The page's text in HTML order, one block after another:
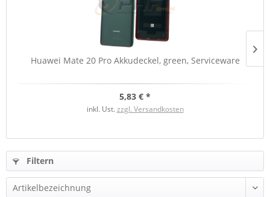
Huawei Mate 20 Pro Akkudeckel, green, Serviceware
5,83 € *
inkl. Ust.zzgl. Versandkosten
Filtern